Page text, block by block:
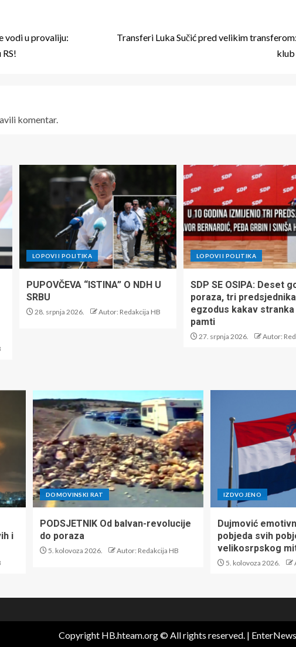
vodi u provaliju:
Transferi Luka Sučić pred velikim
klub
komentar.
LOPOVI I POLITIKA
PUPOVČEVA “ISTINA” O NDH U
SRBU
28. srpnja 2026. Autor: Redakcija HB
LOPOVI I POLITIKA
SDP SE OSIPA: Deset
poraza, tri
egzodus kakav stranka
pamti
27. srpnja 2026. Autor:
i
DOMOVINSKI RAT
PODSJETNIK Od balvan-revolucije
do poraza
5. kolovoza 2026. Autor: Redakcija HB
IZDVOJENO
Dujmović
pobjeda svih
velikosrpskog
5. kolovoza 2026.
Copyright HB.hteam.org © All rights reserved. | EnterNews